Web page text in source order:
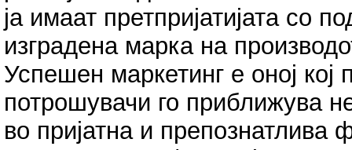
ја имаат претпријатијата со
изградена марка на
Успешен маркетинг е оној кој
потрошувачи го приближува
во пријатна и